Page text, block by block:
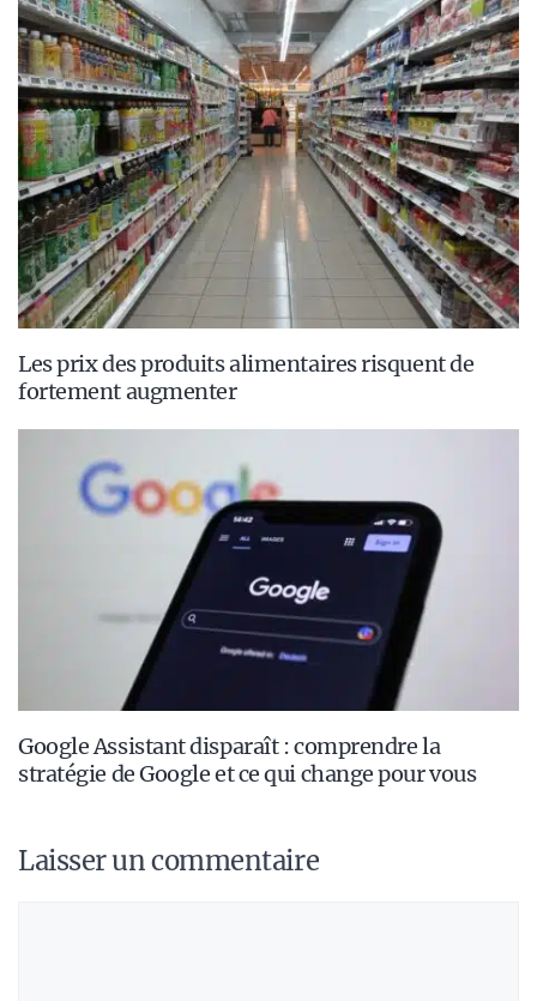
Les prix des produits alimentaires risquent de
fortement augmenter
Google Assistant disparaît : comprendre la
stratégie de Google et ce qui change pour vous
Laisser un commentaire